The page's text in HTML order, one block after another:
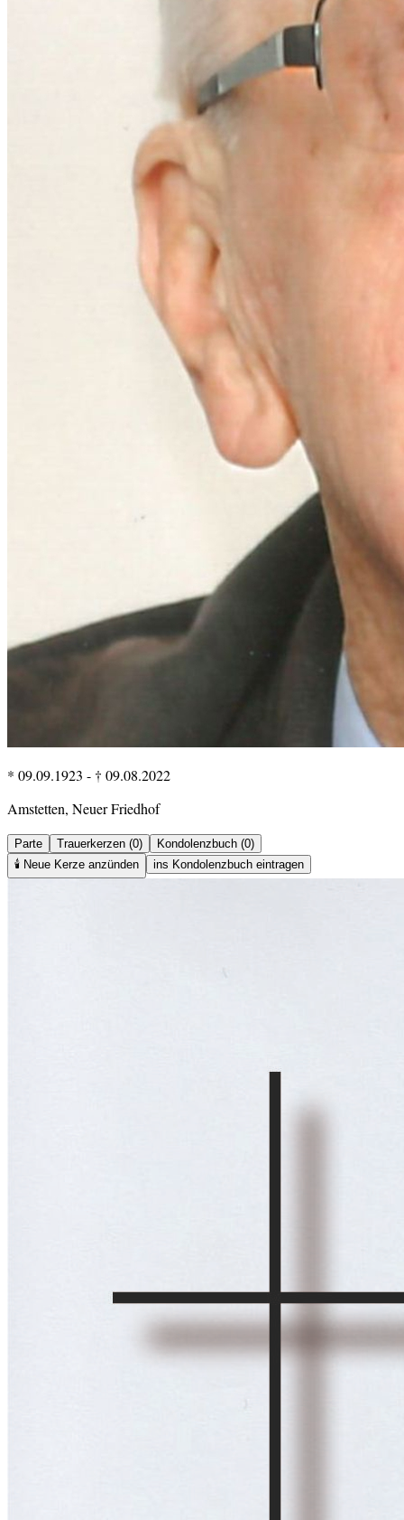
* 09.09.1923 - † 09.08.2022
Amstetten, Neuer Friedhof
Parte Trauerkerzen (0)
Kondolenzbuch (0)
🕯️ Neue Kerze anzünden ins Kondolenzbuch eintragen